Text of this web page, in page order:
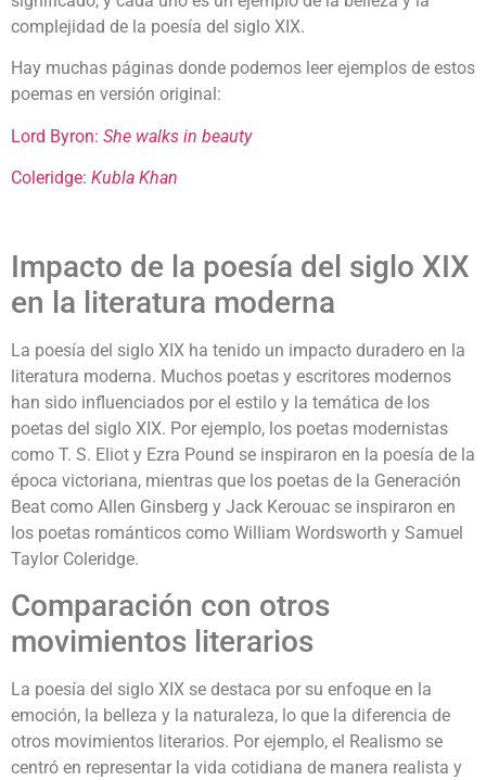
complejidad de la poesía del siglo XIX.
Hay muchas páginas donde podemos leer ejemplos de estos
poemas en versión original:
Lord Byron: She walks in beauty
Coleridge: Kubla Khan
Impacto de la poesía del siglo XIX
en la literatura moderna
La poesía del siglo XIX ha tenido un impacto duradero en la
literatura moderna. Muchos poetas y escritores modernos
han sido influenciados por el estilo y la temática de los
poetas del siglo XIX. Por ejemplo, los poetas modernistas
como T. S. Eliot y Ezra Pound se inspiraron en la poesía de la
época victoriana, mientras que los poetas de la Generación
Beat como Allen Ginsberg y Jack Kerouac se inspiraron en
los poetas románticos como William Wordsworth y Samuel
Taylor Coleridge.
Comparación con otros
movimientos literarios
La poesía del siglo XIX se destaca por su enfoque en la
emoción, la belleza y la naturaleza, lo que la diferencia de
otros movimientos literarios. Por ejemplo, el Realismo se
centró en representar la vida cotidiana de manera realista y